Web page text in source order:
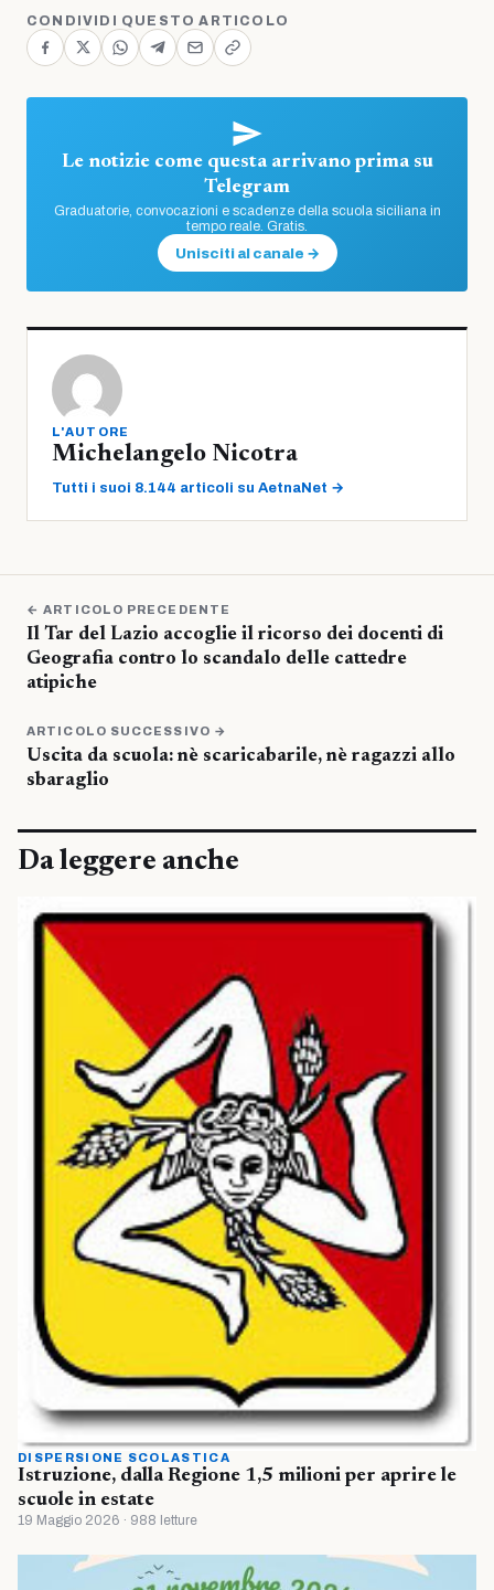
CONDIVIDI QUESTO ARTICOLO
Le notizie come questa arrivano prima su
Telegram
Graduatorie, convocazioni e scadenze della scuola siciliana in
tempo reale. Gratis.
Unisciti al canale →
L'AUTORE
Michelangelo Nicotra
Tutti i suoi 8.144 articoli su AetnaNet →
← ARTICOLO PRECEDENTE
Il Tar del Lazio accoglie il ricorso dei docenti di
Geografia contro lo scandalo delle cattedre
atipiche
ARTICOLO SUCCESSIVO →
Uscita da scuola: nè scaricabarile, nè ragazzi allo
sbaraglio
Da leggere anche
DISPERSIONE SCOLASTICA
Istruzione, dalla Regione 1,5 milioni per aprire le
scuole in estate
19 Maggio 2026 · 988 letture